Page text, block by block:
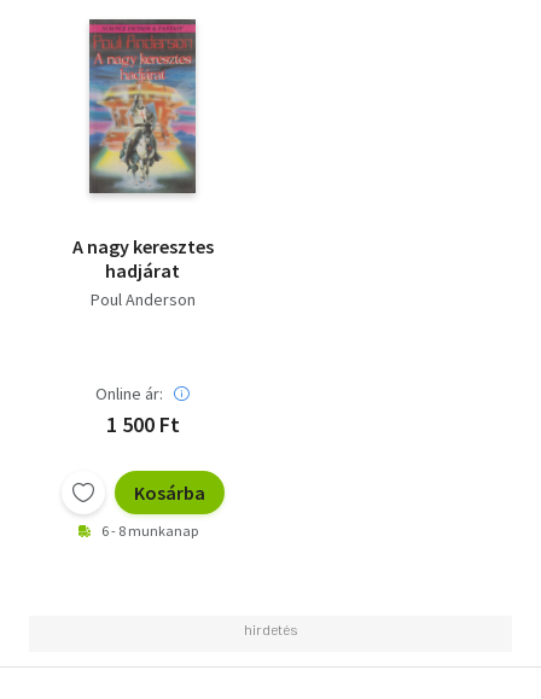
A nagy keresztes
hadjárat
Poul Anderson
Online ár:
1 500 Ft
Kosárba
6 - 8 munkanap